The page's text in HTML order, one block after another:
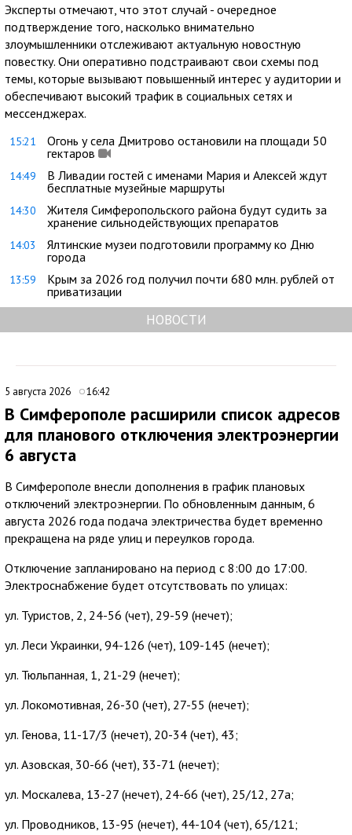
Эксперты отмечают, что этот случай - очередное
подтверждение того, насколько внимательно
злоумышленники отслеживают актуальную новостную
повестку. Они оперативно подстраивают свои схемы под
темы, которые вызывают повышенный интерес у аудитории и
обеспечивают высокий трафик в социальных сетях и
мессенджерах.
15:21
Огонь у села Дмитрово остановили на площади 50
гектаров
14:49
В Ливадии гостей с именами Мария и Алексей ждут
бесплатные музейные маршруты
14:30
Жителя Симферопольского района будут судить за
хранение сильнодействующих препаратов
14:03
Ялтинские музеи подготовили программу ко Дню
города
13:59
Крым за 2026 год получил почти 680 млн. рублей от
приватизации
НОВОСТИ
5 августа 2026 16:42
В Симферополе расширили список адресов
для планового отключения электроэнергии
6 августа
В Симферополе внесли дополнения в график плановых
отключений электроэнергии. По обновленным данным, 6
августа 2026 года подача электричества будет временно
прекращена на ряде улиц и переулков города.
Отключение запланировано на период с 8:00 до 17:00.
Электроснабжение будет отсутствовать по улицах:
ул. Туристов, 2, 24-56 (чет), 29-59 (нечет);
ул. Леси Украинки, 94-126 (чет), 109-145 (нечет);
ул. Тюльпанная, 1, 21-29 (нечет);
ул. Локомотивная, 26-30 (чет), 27-55 (нечет);
ул. Генова, 11-17/3 (нечет), 20-34 (чет), 43;
ул. Азовская, 30-66 (чет), 33-71 (нечет);
ул. Москалева, 13-27 (нечет), 24-66 (чет), 25/12, 27а;
ул. Проводников, 13-95 (нечет), 44-104 (чет), 65/121;